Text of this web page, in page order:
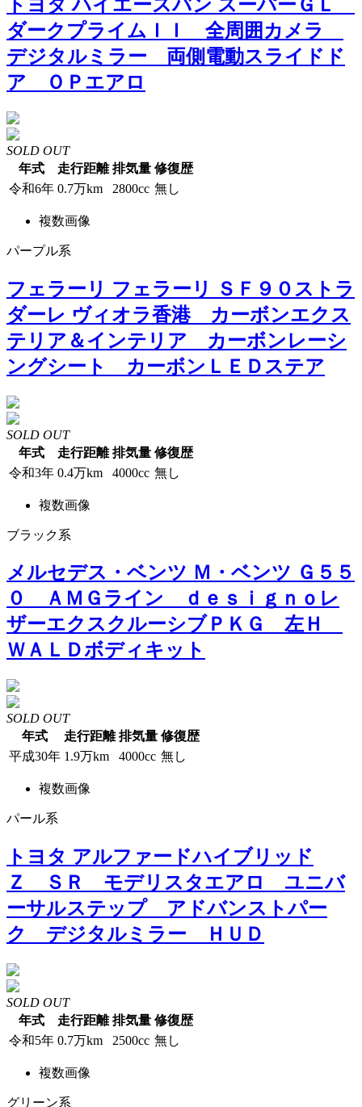
トヨタ ハイエースバン スーパーＧＬ
ダークプライムＩＩ 全周囲カメラ
デジタルミラー 両側電動スライドド
ア ＯＰエアロ
SOLD OUT
年式
走行距離 排気量 修復歴
令和6年 0.7万km 2800cc 無し
複数画像
パープル系
フェラーリ フェラーリ ＳＦ９０ストラ
ダーレ ヴィオラ香港 カーボンエクス
テリア＆インテリア カーボンレーシ
ングシート カーボンＬＥＤステア
SOLD OUT
年式
走行距離 排気量 修復歴
令和3年 0.4万km 4000cc 無し
複数画像
ブラック系
メルセデス・ベンツ Ｍ・ベンツ Ｇ５５
０ ＡＭＧライン ｄｅｓｉｇｎｏレ
ザーエクスクルーシブＰＫＧ 左Ｈ
ＷＡＬＤボディキット
SOLD OUT
年式
走行距離 排気量 修復歴
平成30年 1.9万km 4000cc 無し
複数画像
パール系
トヨタ アルファードハイブリッド
Ｚ ＳＲ モデリスタエアロ ユニバ
ーサルステップ アドバンストパー
ク デジタルミラー ＨＵＤ
SOLD OUT
年式
走行距離 排気量 修復歴
令和5年 0.7万km 2500cc 無し
複数画像
グリーン系